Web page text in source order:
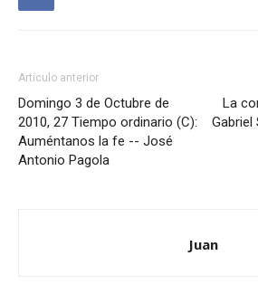
Artículo anterior
Domingo 3 de Octubre de
2010, 27 Tiempo ordinario (C):
Auméntanos la fe -- José
Antonio Pagola
La
Gabriel
Juan